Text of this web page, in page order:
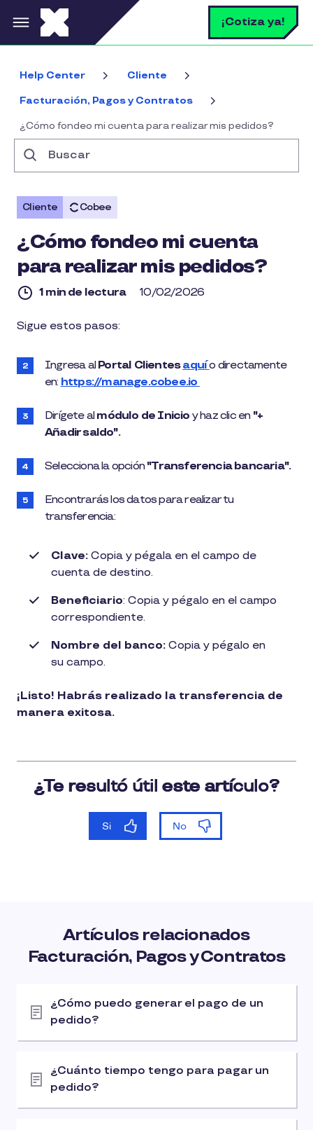
Pasar al contenido principal ¡Cotiza ya!
Help Center Cliente
Facturación, Pagos y Contratos
¿Cómo fondeo mi cuenta para realizar mis pedidos?
Cliente Cobee
¿Cómo fondeo mi cuenta
para realizar mis pedidos?
1 min de lectura 10/02/2026
1
min
lectura
Sigue estos pasos:
Ingresa alPortal Clientesaquío directamente
en: https://manage.cobee.io
Dirígete almódulo de Inicio y haz clic en "+
Añadir saldo".
Selecciona la opción"Transferencia bancaria".
Encontrarás los datos para realizar tu
transferencia:
Clave: Copia y pégala en el campo de
cuenta de destino.
Beneficiario: Copia y pégalo en el campo
correspondiente.
Nombre del banco: Copia y pégalo en
su campo.
¡Listo! Habrás realizado la transferencia de
manera exitosa.
Artículos relacionados
Facturación, Pagos y Contratos
¿Cómo puedo generar el pago de un
pedido?
¿Cuánto tiempo tengo para pagar un
pedido?